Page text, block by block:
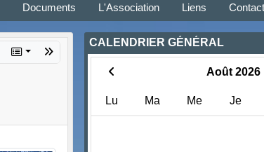
Documents L'Association Liens Contact
CALENDRIER GÉNÉRAL
Août 2026
Lu Ma Me Je